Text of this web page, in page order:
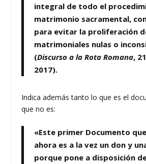
integral de todo el
matrimonio sacramental,
para evitar la proliferación
matrimoniales nulas o
(Discurso a la Rota Romana,
2017).
Indica además tanto lo que es el
que no es:
«Este primer Documento
ahora es a la vez un don y
porque pone a disposición